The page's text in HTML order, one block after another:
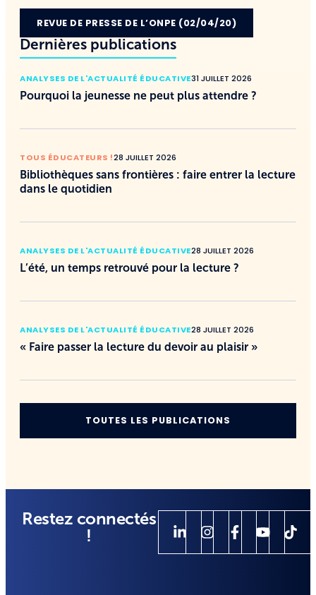
REVUE DE PRESSE DE L’ONPE (02/04/20)
Dernières publications
ANALYSES DE L'ACTUALITÉ ÉDUCATIVE31 JUILLET 2026
Pourquoi la jeunesse ne peut plus attendre ?
TOUS ÉDUCATEURS !28 JUILLET 2026
Bibliothèques sans frontières : faire entrer la lecture
dans le quotidien
ANALYSES DE L'ACTUALITÉ ÉDUCATIVE28 JUILLET 2026
L’été, un temps retrouvé pour la lecture ?
ANALYSES DE L'ACTUALITÉ ÉDUCATIVE28 JUILLET 2026
« Faire passer la lecture du devoir au plaisir »
TOUTES LES PUBLICATIONS
Restez connectés
!